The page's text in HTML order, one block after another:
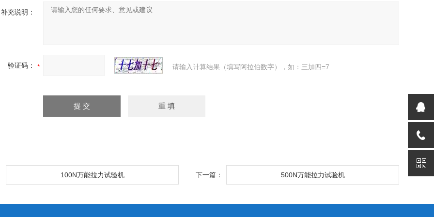
补充说明：
验证码： 请输入计算结果（填写阿拉伯数字），如：三加四=7
100N万能拉力试验机 下一篇： 500N万能拉力试验机